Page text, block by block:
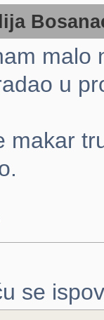
malo
u
makar
se